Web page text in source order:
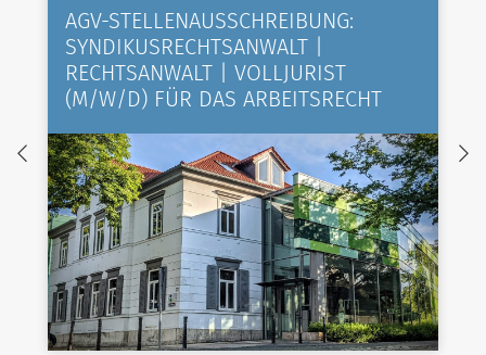
AGV-STELLENAUSSCHREIBUNG:
SYNDIKUSRECHTSANWALT |
RECHTSANWALT | VOLLJURIST
(M/W/D) FÜR DAS ARBEITSRECHT